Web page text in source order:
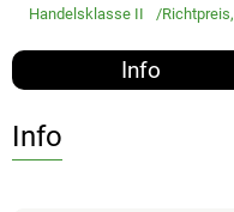
Handelsklasse II
Richtpreis,
Info
Info